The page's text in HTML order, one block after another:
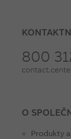
800
O
Produkty